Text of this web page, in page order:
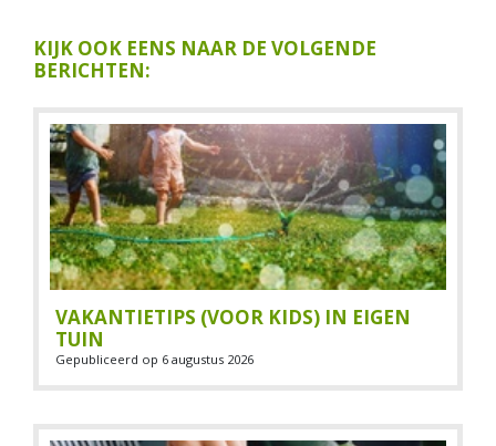
KIJK OOK EENS NAAR DE VOLGENDE
BERICHTEN:
VAKANTIETIPS (VOOR KIDS) IN EIGEN
TUIN
Gepubliceerd op 6 augustus 2026